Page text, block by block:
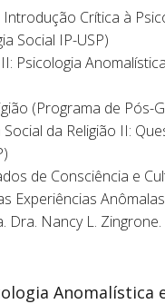
Crítica à
Social IP-USP)
Psicologia
(Programa de Pós-
da Religião II:
de Consciência e
Experiências
Dra. Nancy L. Zingrone.
Anomalística